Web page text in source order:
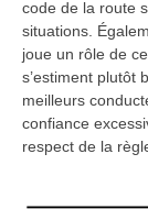
code de la route
situations.
joue un rôle de
s’estiment plutôt
meilleurs
confiance
respect de la